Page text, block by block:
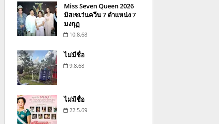
Miss Seven Queen 2026
มิสเซเว่นควีน 7 ตำแหน่ง 7
มงกุฏ
10.8.68
ไม่มีชื่อ
9.8.68
ไม่มีชื่อ
22.5.69